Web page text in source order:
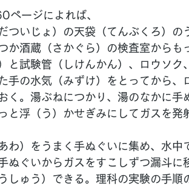
ページによれば、
ついじょ）の天袋（てんぶくろ）
か酒蔵（さかぐら）の検査室から
と試験管（しけんかん）、ロウソク
手の水気（みずけ）をとってから
く。湯ぶねにつかり、湯のなかに手
と浮（う）かせぎみにしてガスを発
わ）をうまく手ぬぐいに集め、水
ぬぐいからガスをすこしずつ漏斗
しゅう）できる。理科の実験の手順